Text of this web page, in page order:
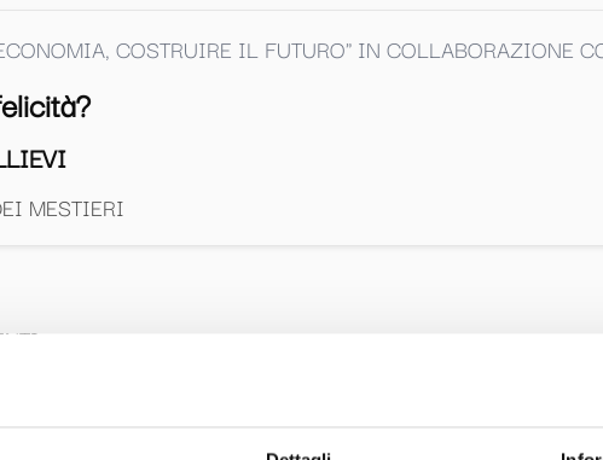
COSTRUIRE IL FUTURO" IN COLLABORAZIONE
MESTIERI
È OVUNQUE" IN COLLABORAZIONE CON UNIONE